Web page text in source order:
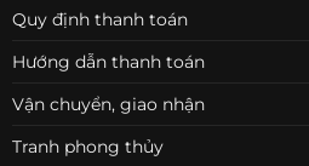
Quy định thanh toán
Hướng dẫn thanh toán
Vận chuyển, giao nhận
Tranh phong thủy